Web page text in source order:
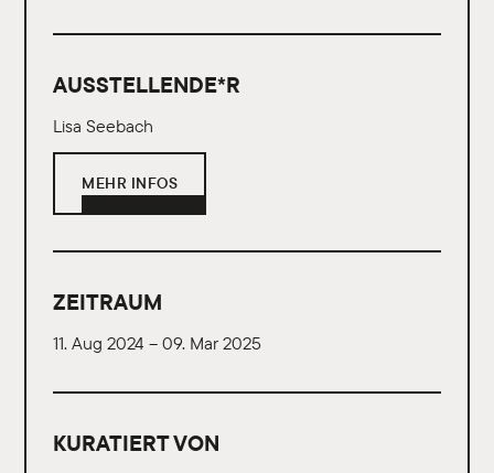
AUSSTELLENDE*R
Lisa Seebach
MEHR INFOS
ZEITRAUM
11. Aug 2024 – 09. Mar 2025
KURATIERT VON